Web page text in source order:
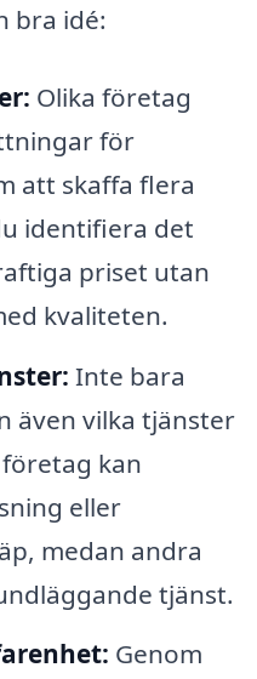
bra idé:
Olika företag
för
att skaffa flera
identifiera det
priset utan
kvaliteten.
Inte bara
även vilka tjänster
kan
eller
medan andra
tjänst.
Genom